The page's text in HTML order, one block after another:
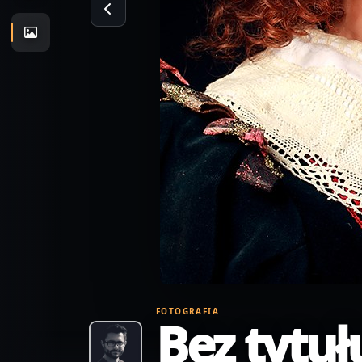
FOTOGRAFIA
Bez